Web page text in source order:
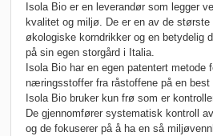
Isola Bio er en leverandør som legger
kvalitet og miljø. De er en av de største
økologiske korndrikker og en betydelig
på sin egen storgård i Italia.
Isola Bio har en egen patentert metode
næringsstoffer fra råstoffene på en best
Isola Bio bruker kun frø som er
De gjennomfører systematisk kontroll
og de fokuserer på å ha en så